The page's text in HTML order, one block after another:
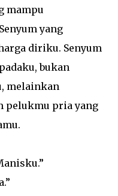
mampu
yang
diriku. Senyum
bukan
melainkan
pelukmu pria yang